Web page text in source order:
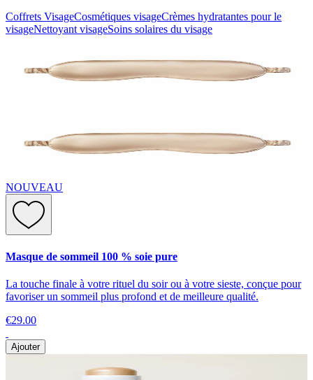
Coffrets VisageCosmétiques visageCrèmes hydratantes pour le
visageNettoyant visageSoins solaires du visage
NOUVEAU
Masque de sommeil 100 % soie pure
La touche finale à votre rituel du soir ou à votre sieste, conçue pour
favoriser un sommeil plus profond et de meilleure qualité.
€29.00
Ajouter